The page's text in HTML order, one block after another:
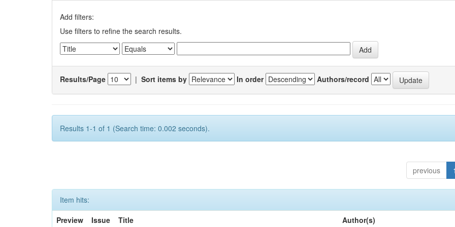
Add filters:
Use filters to refine the search results.
Results/Page | Sort items by In order Authors/record
Results 1-1 of 1 (Search time: 0.002 seconds).
previous 1
Item hits:
Preview
Issue
Title Author(s)